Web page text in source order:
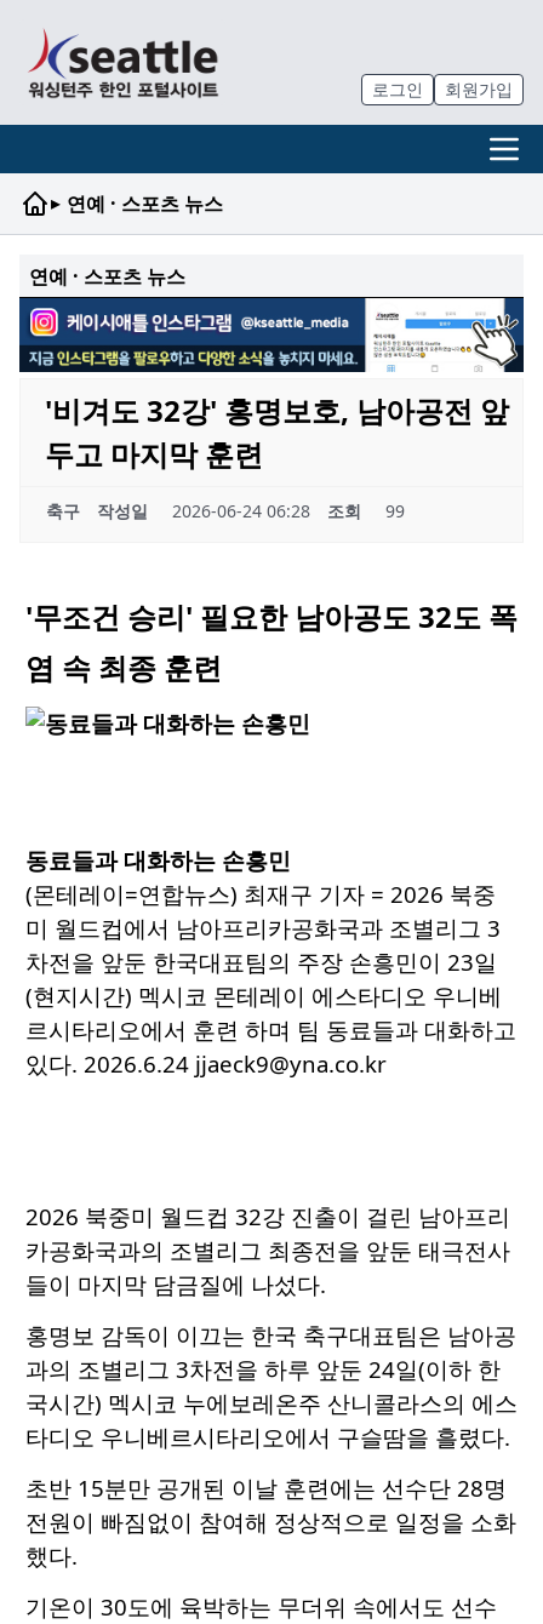
로그인 회원가입
▸ 연예 · 스포츠 뉴스
연예 · 스포츠 뉴스
'비겨도 32강' 홍명보호, 남아공전 앞
두고 마지막 훈련
축구 작성일 2026-06-24 06:28 조회 99
'무조건 승리' 필요한 남아공도 32도 폭
염 속 최종 훈련
동료들과 대화하는 손흥민
(몬테레이=연합뉴스) 최재구 기자 = 2026 북중
미 월드컵에서 남아프리카공화국과 조별리그 3
차전을 앞둔 한국대표팀의 주장 손흥민이 23일
(현지시간) 멕시코 몬테레이 에스타디오 우니베
르시타리오에서 훈련 하며 팀 동료들과 대화하고
있다. 2026.6.24 jjaeck9@yna.co.kr
2026 북중미 월드컵 32강 진출이 걸린 남아프리
카공화국과의 조별리그 최종전을 앞둔 태극전사
들이 마지막 담금질에 나섰다.
홍명보 감독이 이끄는 한국 축구대표팀은 남아공
과의 조별리그 3차전을 하루 앞둔 24일(이하 한
국시간) 멕시코 누에보레온주 산니콜라스의 에스
타디오 우니베르시타리오에서 구슬땀을 흘렸다.
초반 15분만 공개된 이날 훈련에는 선수단 28명
전원이 빠짐없이 참여해 정상적으로 일정을 소화
했다.
기온이 30도에 육박하는 무더위 속에서도 선수